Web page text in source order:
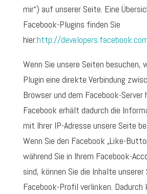
mir“) auf unserer Seite. Eine
Facebook-Plugins finden Sie
hier:http://
Wenn Sie unsere Seiten besuchen,
Plugin eine direkte Verbindung
Browser und dem Facebook-
Facebook erhält dadurch die
mit Ihrer IP-Adresse unsere Seite
Wenn Sie den Facebook „Like-
während Sie in Ihrem Facebook-
sind, können Sie die Inhalte
Facebook-Profil verlinken. Dadurch